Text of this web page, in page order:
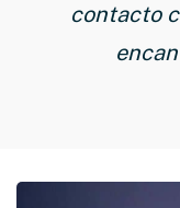
contacto